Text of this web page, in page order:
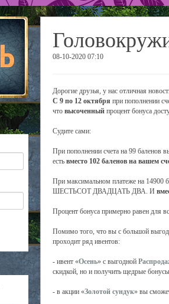
08-10-2020 07:10
Дорогие друзья, у нас отличная
С 9 по 12 октября при пополнении
что высоченный процент бонуса
Судите сами:
При пополнении счета на 99
есть вместо 102 баленов на вашем
При максимальном платеже на
ШЕСТЬСОТ ДВАДЦАТЬ ДВА. И
Процент бонуса примерно равен для
Помимо того, что вы с большой
проходит ряд ивентов:
- ивент «Осень» с выгодной
скидкой, но и получить щедрые
- в акции «Золотой сундук» вы